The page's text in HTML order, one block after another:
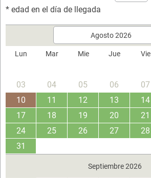
* edad en el día de llegada
Lun Mar Mie Jue Vie
03
04 05 06 07
10
11 12 13 14
17
18 19 20 21
24
25 26 27 28
31
Septiembre 2026